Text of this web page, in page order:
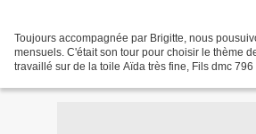
Toujours accompagnée par Brigitte, nous
mensuels. C'était son tour pour choisir le thème
travaillé sur de la toile Aïda très fine, Fils dmc 796